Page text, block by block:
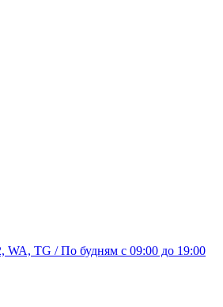
WA, TG / По будням c 09:00 до 19:00